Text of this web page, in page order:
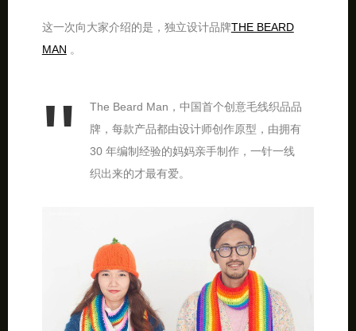
这一次向大家介绍的是，独立设计品牌THE BEARD
MAN 。
The Beard Man，中国首个创意毛线织品品
牌，每款产品都由设计师创作原型，由拥有
30 年编制经验的妈妈亲手制作，一针一线
织出来的才最有爱。